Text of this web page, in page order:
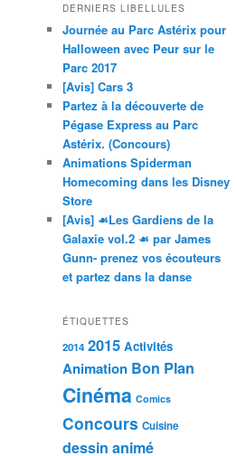
DERNIERS LIBELLULES
Journée au Parc Astérix pour
Halloween avec Peur sur le
Parc 2017
[Avis] Cars 3
Partez à la découverte de
Pégase Express au Parc
Astérix. (Concours)
Animations Spiderman
Homecoming dans les Disney
Store
[Avis] ☙Les Gardiens de la
Galaxie vol.2 ☙ par James
Gunn- prenez vos écouteurs
et partez dans la danse
ÉTIQUETTES
2014 2015 Activités
Animation Bon Plan
Cinéma Comics
Concours Cuisine
dessin animé